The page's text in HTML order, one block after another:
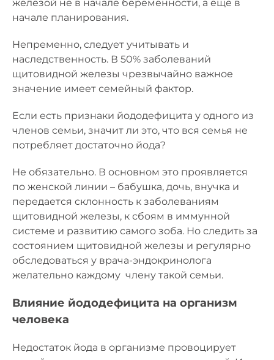
железой не в начале беременности, а еще в
начале планирования.
Непременно, следует учитывать и
наследственность. В 50% заболеваний
щитовидной железы чрезвычайно важное
значение имеет семейный фактор.
Если есть признаки йододефицита у одного из
членов семьи, значит ли это, что вся семья не
потребляет достаточно йода?
Не обязательно. В основном это проявляется
по женской линии – бабушка, дочь, внучка и
передается склонность к заболеваниям
щитовидной железы, к сбоям в иммунной
системе и развитию самого зоба. Но следить за
состоянием щитовидной железы и регулярно
обследоваться у врача-эндокринолога
желательно каждому члену такой семьи.
Влияние йододефицита на организм
человека
Недостаток йода в организме провоцирует